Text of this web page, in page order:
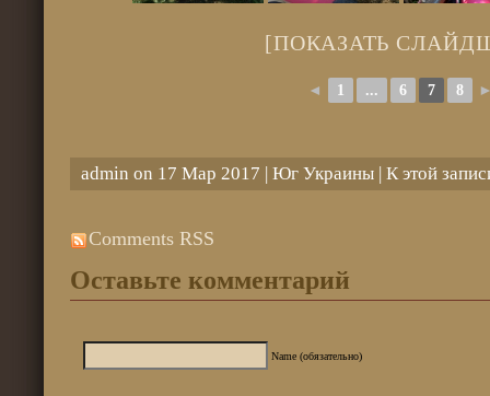
[ПОКАЗАТЬ
◄ 1 ... 6 7 8
admin on 17 Мар 2017 | Юг Украины| К этой
Comments RSS
Оставьте комментарий
Name (обязательно)